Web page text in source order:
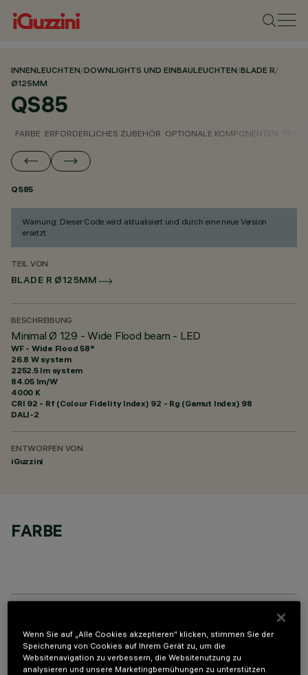
INNENLEUCHTEN/DOWNLIGHTS UND EINBAULEUCHTEN/BLADE R/
Ø125MM
QS85
FARBE ERFORDERLICHES ZUBEHÖR OPTIONALE KOMPONENTEN
QS85
Warnung: Dieser Code wird aktualisiert und durch eine neue Version
ersetzt.
TEIL VON
BLADE R Ø125MM
BESCHREIBUNG
Minimal Ø 129 - Wide Flood beam - LED
WF - Wide Flood 58°
26.8 W system
2252.5 lm system
84.05 lm/W
4000 K
CRI 92 - Rf (Colour Fidelity Index) 92 - Rg (Gamut Index) 98
DALI-2
ENTWORFEN VON
iGuzzini
FARBE
ERFORDERLICHES ZUBEHÖR
Um das Produkt ordnungsgemäß zu installieren und zu betreiben, muss eines der erforderlichen
Zubehörteile bestellt werden:
Wenn Sie auf „Alle Cookies akzeptieren“ klicken, stimmen Sie der
Speicherung von Cookies auf Ihrem Gerät zu, um die
Websitenavigation zu verbessern, die Websitenutzung zu
analysieren und unsere Marketingbemühungen zu unterstützen.